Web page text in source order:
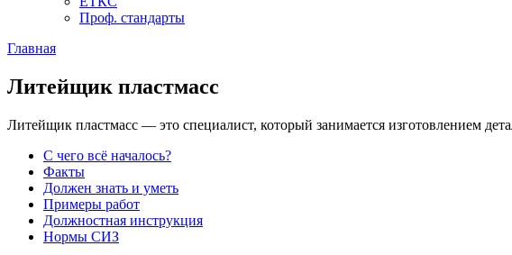
Проф. стандарты
Главная
Ли­тей­щик плас­тмасс
Литейщик пластмасс — это специалист, который занимается изготовлением
С чего всё началось?
Факты
Должен знать и уметь
Примеры работ
Должностная инструкция
Нормы СИЗ